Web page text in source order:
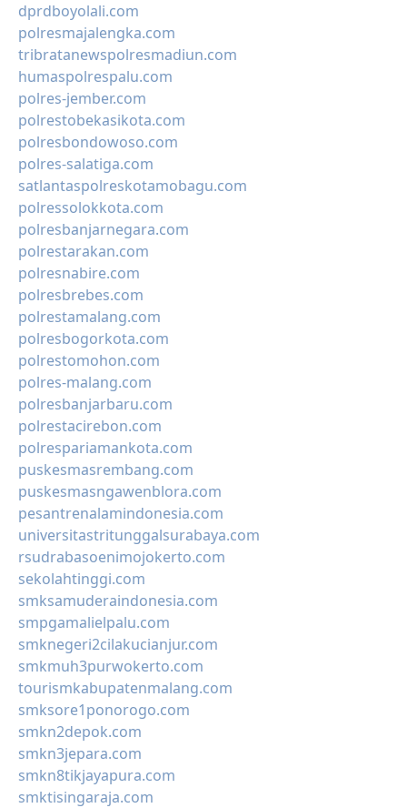
dprdboyolali.com
polresmajalengka.com
tribratanewspolresmadiun.com
humaspolrespalu.com
polres-jember.com
polrestobekasikota.com
polresbondowoso.com
polres-salatiga.com
satlantaspolreskotamobagu.com
polressolokkota.com
polresbanjarnegara.com
polrestarakan.com
polresnabire.com
polresbrebes.com
polrestamalang.com
polresbogorkota.com
polrestomohon.com
polres-malang.com
polresbanjarbaru.com
polrestacirebon.com
polrespariamankota.com
puskesmasrembang.com
puskesmasngawenblora.com
pesantrenalamindonesia.com
universitastritunggalsurabaya.com
rsudrabasoenimojokerto.com
sekolahtinggi.com
smksamuderaindonesia.com
smpgamalielpalu.com
smknegeri2cilakucianjur.com
smkmuh3purwokerto.com
tourismkabupatenmalang.com
smksore1ponorogo.com
smkn2depok.com
smkn3jepara.com
smkn8tikjayapura.com
smktisingaraja.com